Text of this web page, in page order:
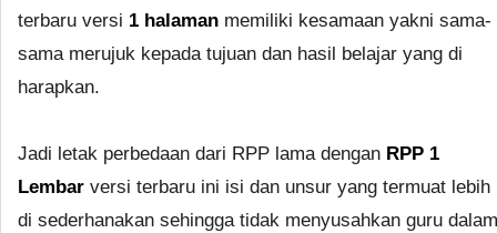
terbaru versi 1 halaman memiliki kesamaan yakni sama-
sama merujuk kepada tujuan dan hasil belajar yang di
harapkan.
Jadi letak perbedaan dari RPP lama dengan RPP 1
Lembar versi terbaru ini isi dan unsur yang termuat lebih
di sederhanakan sehingga tidak menyusahkan guru dalam